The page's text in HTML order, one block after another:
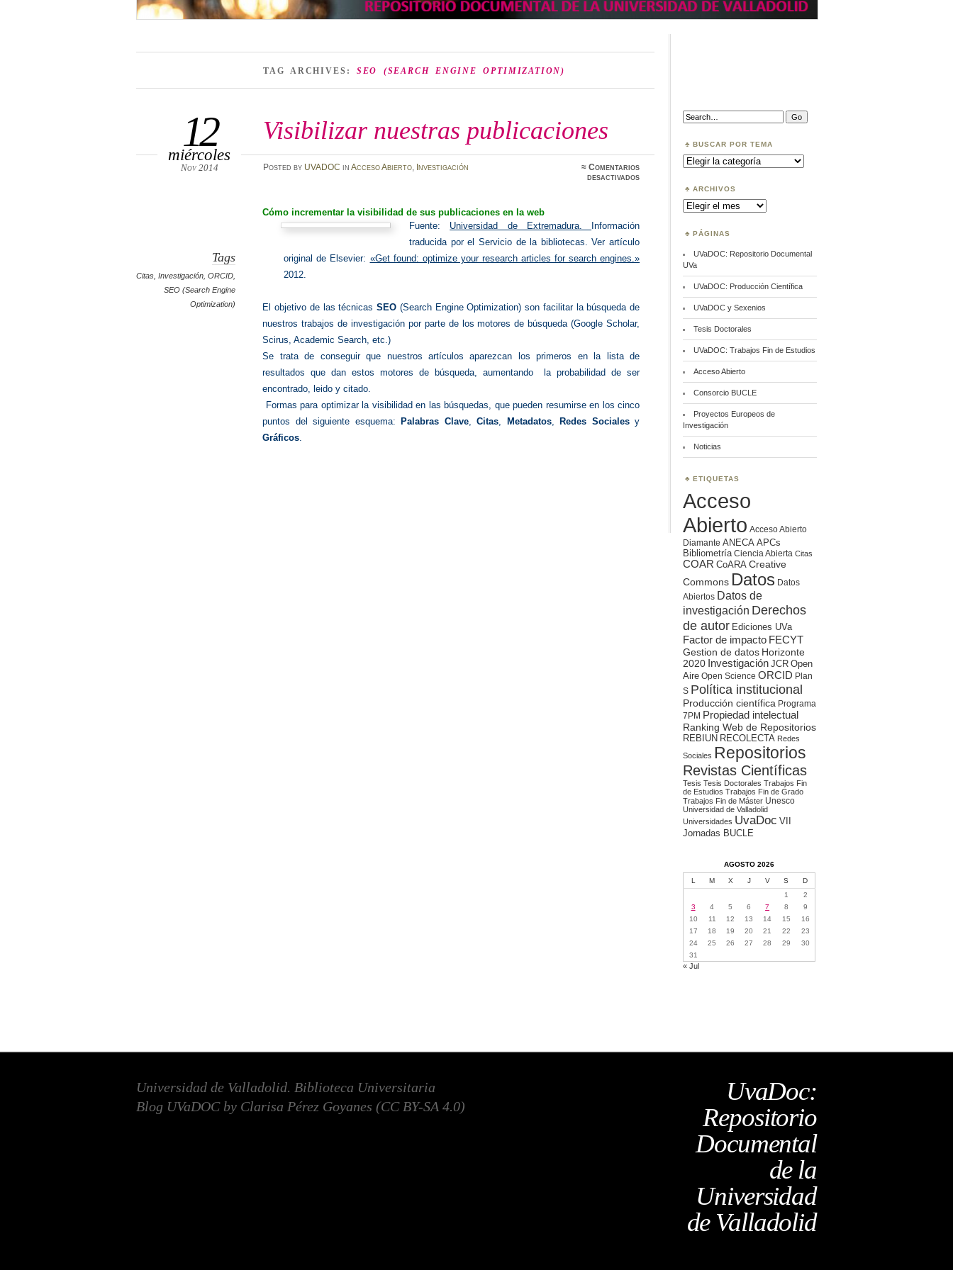
TAG ARCHIVES: SEO (SEARCH ENGINE OPTIMIZATION)
Visibilizar nuestras publicaciones
12
miércoles
Nov 2014 Posted by UVADOC in Acceso Abierto, Investigación ≈Comentarios
desactivadosen
publicaciones
Tags
Citas,Investigación,ORCID,
SEO (Search Engine
Optimization)
Cómo incrementar la visibilidad de sus publicaciones en la web
Fuente: Universidad de Extremadura.
Información
traducida por el Servicio de la bibliotecas. Ver artículo
original de Elsevier: «Get found: optimize your research articles for search engines.»
2012.
El objetivo de las técnicasSEO (Search Engine Optimization) son facilitar la búsqueda de
nuestros trabajos de investigación por parte de los motores de búsqueda (Google Scholar,
Scirus, Academic Search, etc.)
Se trata de conseguir que nuestros artículos aparezcan los primeros en la lista de
resultados que dan estos motores de búsqueda, aumentando la probabilidad de ser
encontrado, leido y citado.
Formas para optimizar la visibilidad en las búsquedas, que pueden resumirse en los cinco
puntos del siguiente esquema:
Palabras Clave,Citas, Metadatos, Redes Socialesy
Gráficos.
Search:
BUSCAR POR TEMA
Buscar
por
ARCHIVOS
Archivos
PÁGINAS
UVaDOC: Repositorio Documental
UVa
UVaDOC: Producción Científica
UVaDOC y Sexenios
Tesis Doctorales
UVaDOC: Trabajos Fin de Estudios
Acceso Abierto
Consorcio BUCLE
Proyectos Europeos de
Investigación
Noticias
ETIQUETAS
Acceso
Abierto Acceso Abierto
Diamante ANECA APCs
Bibliometría Ciencia Abierta Citas
COAR CoARA Creative
Commons Datos Datos
Abiertos Datos de
investigación Derechos
de autor Ediciones UVa
Factor de impacto FECYT
Gestion de datos Horizonte
2020 Investigación JCR Open
Aire Open Science ORCID Plan
S Política institucional
Producción científica Programa
7PM Propiedad intelectual
Ranking Web de Repositorios
REBIUN RECOLECTA Redes
Sociales Repositorios
Revistas Científicas
Tesis Tesis Doctorales Trabajos Fin
de Estudios Trabajos Fin de Grado
Trabajos Fin de Máster Unesco
Universidad de Valladolid
Universidades UvaDoc VII
Jornadas BUCLE
AGOSTO 2026
L M X J V S
D
1
2
3
4 5 6 7 8
9
10
11 12 13 14 15
16
17
18 19 20 21 22
23
24
25 26 27 28 29
30
31
« Jul
UvaDoc:
Repositorio
Documental
de la
Universidad
de Valladolid
Universidad de Valladolid. Biblioteca Universitaria
Blog UVaDOC by Clarisa Pérez Goyanes (CC BY-SA 4.0)